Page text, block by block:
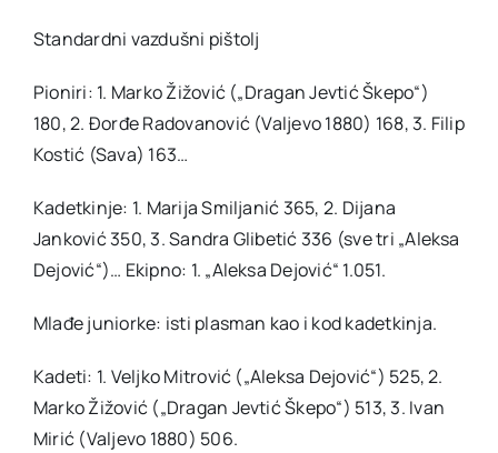
Standardni vazdušni pištolj
Pioniri: 1. Marko Žižović („Dragan Jevtić Škepo“)
180, 2. Đorđe Radovanović (Valjevo 1880) 168, 3. Filip
Kostić (Sava) 163…
Kadetkinje: 1. Marija Smiljanić 365, 2. Dijana
Janković 350, 3. Sandra Glibetić 336 (sve tri „Aleksa
Dejović“)… Ekipno: 1. „Aleksa Dejović“ 1.051.
Mlađe juniorke: isti plasman kao i kod kadetkinja.
Kadeti: 1. Veljko Mitrović („Aleksa Dejović“) 525, 2.
Marko Žižović („Dragan Jevtić Škepo“) 513, 3. Ivan
Mirić (Valjevo 1880) 506.